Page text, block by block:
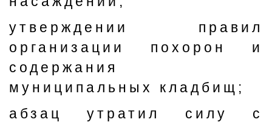
утверждении правил
организации похорон и
содержания
муниципальных кладбищ;
абзац утратил силу с